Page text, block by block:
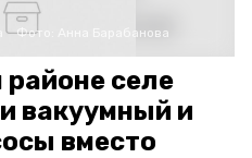
Фото: Анна Барабанова
селе
вакуумный и
вместо